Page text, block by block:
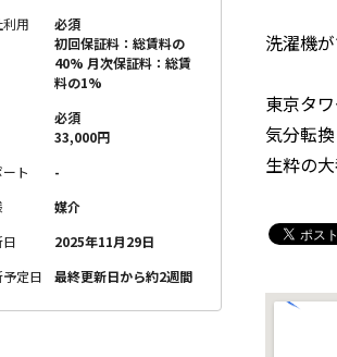
洗濯機
東京タ
気分転
生粋の
用
必須
初回保証料：総賃料の
40% 月次保証料：総賃
料の1%
必須
33,000円
ト
-
媒介
2025年11月29日
定日
最終更新日から約2週間